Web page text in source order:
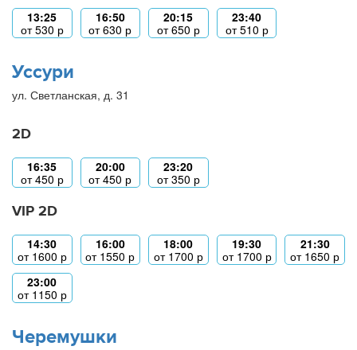
13:25
от530 р
16:50
от630 р
20:15
от650 р
23:40
от510 р
Уссури
ул. Светланская, д. 31
2D
16:35
от450 р
20:00
от450 р
23:20
от350 р
VIP 2D
14:30
от 1600 р
16:00
от 1550 р
18:00
от 1700 р
19:30
от 1700 р
21:30
от 1650 р
23:00
от 1150 р
Черемушки